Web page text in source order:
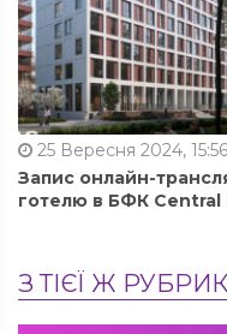
25 Вересня 2024, 15:56
Запис онлайн-
готелю в БФК Central
З ТІЄЇ Ж